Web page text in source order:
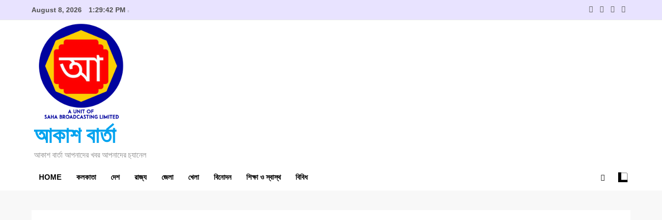
August 8, 2026 1:29:43 PM
আকাশ বার্তা
আকাশ বার্তা আপনাদের খবর আপনাদের চ‍্যানেল
HOME কলকাতা দেশ রাজ্য জেলা খেলা বিনোদন শিক্ষা ও স্বাস্থ বিবিধ